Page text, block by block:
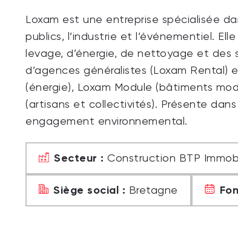
Loxam est une entreprise spécialisée
publics, l’industrie et l’événementiel.
levage, d’énergie, de nettoyage et des
d’agences généralistes (Loxam Rental)
(énergie), Loxam Module (bâtiments
(artisans et collectivités). Présente
engagement environnemental.
Secteur : Construction BTP
Siège social : Bretagne